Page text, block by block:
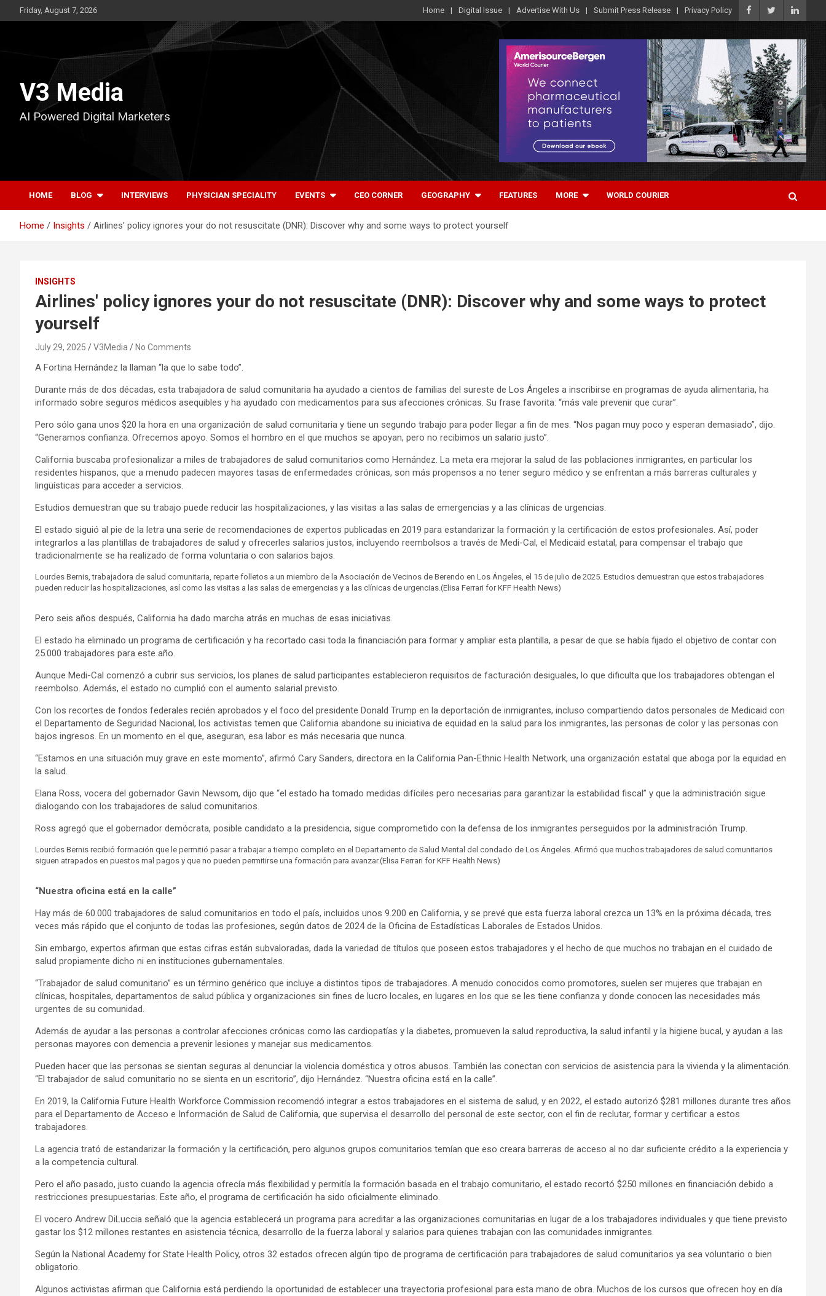
to
Friday, August 7, 2026 Home Digital Issue Advertise With Us Submit Press Release Privacy Policy
V3 Media
AI Powered Digital Marketers
HOME BLOG INTERVIEWS PHYSICIAN SPECIALITY EVENTS CEO CORNER GEOGRAPHY FEATURES MORE WORLD COURIER
Home Insights Airlines' policy ignores your do not resuscitate (DNR): Discover why and some ways to protect yourself
INSIGHTS
Airlines' policy ignores your do not resuscitate (DNR): Discover why and some ways to protect
yourself
July 29, 2025 V3Media No Comments
A Fortina Hernández la llaman “la que lo sabe todo”.
Durante más de dos décadas, esta trabajadora de salud comunitaria ha ayudado a cientos de familias del sureste de Los Ángeles a inscribirse en programas de ayuda alimentaria, ha
informado sobre seguros médicos asequibles y ha ayudado con medicamentos para sus afecciones crónicas. Su frase favorita: “más vale prevenir que curar”.
Pero sólo gana unos $20 la hora en una organización de salud comunitaria y tiene un segundo trabajo para poder llegar a fin de mes. “Nos pagan muy poco y esperan demasiado”, dijo.
“Generamos confianza. Ofrecemos apoyo. Somos el hombro en el que muchos se apoyan, pero no recibimos un salario justo”.
California buscaba profesionalizar a miles de trabajadores de salud comunitarios como Hernández. La meta era mejorar la salud de las poblaciones inmigrantes, en particular los
residentes hispanos, que a menudo padecen mayores tasas de enfermedades crónicas, son más propensos a no tener seguro médico y se enfrentan a más barreras culturales y
lingüísticas para acceder a servicios.
Estudios demuestran que su trabajo puede reducir las hospitalizaciones, y las visitas a las salas de emergencias y a las clínicas de urgencias.
El estado siguió al pie de la letra una serie de recomendaciones de expertos publicadas en 2019 para estandarizar la formación y la certificación de estos profesionales. Así, poder
integrarlos a las plantillas de trabajadores de salud y ofrecerles salarios justos, incluyendo reembolsos a través de Medi-Cal, el Medicaid estatal, para compensar el trabajo que
tradicionalmente se ha realizado de forma voluntaria o con salarios bajos.
Lourdes Bernis, trabajadora de salud comunitaria, reparte folletos a un miembro de la Asociación de Vecinos de Berendo en Los Ángeles, el 15 de julio de 2025. Estudios demuestran que estos trabajadores
pueden reducir las hospitalizaciones, así como las visitas a las salas de emergencias y a las clínicas de urgencias.(Elisa Ferrari for KFF Health News)
Pero seis años después, California ha dado marcha atrás en muchas de esas iniciativas.
El estado ha eliminado un programa de certificación y ha recortado casi toda la financiación para formar y ampliar esta plantilla, a pesar de que se había fijado el objetivo de contar con
25.000 trabajadores para este año.
Aunque Medi-Cal comenzó a cubrir sus servicios, los planes de salud participantes establecieron requisitos de facturación desiguales, lo que dificulta que los trabajadores obtengan el
reembolso. Además, el estado no cumplió con el aumento salarial previsto.
Con los recortes de fondos federales recién aprobados y el foco del presidente Donald Trump en la deportación de inmigrantes, incluso compartiendo datos personales de Medicaid con
el Departamento de Seguridad Nacional, los activistas temen que California abandone su iniciativa de equidad en la salud para los inmigrantes, las personas de color y las personas con
bajos ingresos. En un momento en el que, aseguran, esa labor es más necesaria que nunca.
“Estamos en una situación muy grave en este momento”, afirmó Cary Sanders, directora en la California Pan-Ethnic Health Network, una organización estatal que aboga por la equidad en
la salud.
Elana Ross, vocera del gobernador Gavin Newsom, dijo que “el estado ha tomado medidas difíciles pero necesarias para garantizar la estabilidad fiscal” y que la administración sigue
dialogando con los trabajadores de salud comunitarios.
Ross agregó que el gobernador demócrata, posible candidato a la presidencia, sigue comprometido con la defensa de los inmigrantes perseguidos por la administración Trump.
Lourdes Bernis recibió formación que le permitió pasar a trabajar a tiempo completo en el Departamento de Salud Mental del condado de Los Ángeles. Afirmó que muchos trabajadores de salud comunitarios
siguen atrapados en puestos mal pagos y que no pueden permitirse una formación para avanzar.(Elisa Ferrari for KFF Health News)
“Nuestra oficina está en la calle”
Hay más de 60.000 trabajadores de salud comunitarios en todo el país, incluidos unos 9.200 en California, y se prevé que esta fuerza laboral crezca un 13% en la próxima década, tres
veces más rápido que el conjunto de todas las profesiones, según datos de 2024 de la Oficina de Estadísticas Laborales de Estados Unidos.
Sin embargo, expertos afirman que estas cifras están subvaloradas, dada la variedad de títulos que poseen estos trabajadores y el hecho de que muchos no trabajan en el cuidado de
salud propiamente dicho ni en instituciones gubernamentales.
“Trabajador de salud comunitario” es un término genérico que incluye a distintos tipos de trabajadores. A menudo conocidos como promotores, suelen ser mujeres que trabajan en
clínicas, hospitales, departamentos de salud pública y organizaciones sin fines de lucro locales, en lugares en los que se les tiene confianza y donde conocen las necesidades más
urgentes de su comunidad.
Además de ayudar a las personas a controlar afecciones crónicas como las cardiopatías y la diabetes, promueven la salud reproductiva, la salud infantil y la higiene bucal, y ayudan a las
personas mayores con demencia a prevenir lesiones y manejar sus medicamentos.
Pueden hacer que las personas se sientan seguras al denunciar la violencia doméstica y otros abusos. También las conectan con servicios de asistencia para la vivienda y la alimentación.
“El trabajador de salud comunitario no se sienta en un escritorio”, dijo Hernández. “Nuestra oficina está en la calle”.
En 2019, la California Future Health Workforce Commission recomendó integrar a estos trabajadores en el sistema de salud, y en 2022, el estado autorizó $281 millones durante tres años
para el Departamento de Acceso e Información de Salud de California, que supervisa el desarrollo del personal de este sector, con el fin de reclutar, formar y certificar a estos
trabajadores.
La agencia trató de estandarizar la formación y la certificación, pero algunos grupos comunitarios temían que eso creara barreras de acceso al no dar suficiente crédito a la experiencia y
a la competencia cultural.
Pero el año pasado, justo cuando la agencia ofrecía más flexibilidad y permitía la formación basada en el trabajo comunitario, el estado recortó $250 millones en financiación debido a
restricciones presupuestarias. Este año, el programa de certificación ha sido oficialmente eliminado.
El vocero Andrew DiLuccia señaló que la agencia establecerá un programa para acreditar a las organizaciones comunitarias en lugar de a los trabajadores individuales y que tiene previsto
gastar los $12 millones restantes en asistencia técnica, desarrollo de la fuerza laboral y salarios para quienes trabajan con las comunidades inmigrantes.
Según la National Academy for State Health Policy, otros 32 estados ofrecen algún tipo de programa de certificación para trabajadores de salud comunitarios ya sea voluntario o bien
obligatorio.
Algunos activistas afirman que California está perdiendo la oportunidad de establecer una trayectoria profesional para esta mano de obra. Muchos de los cursos que ofrecen hoy en día